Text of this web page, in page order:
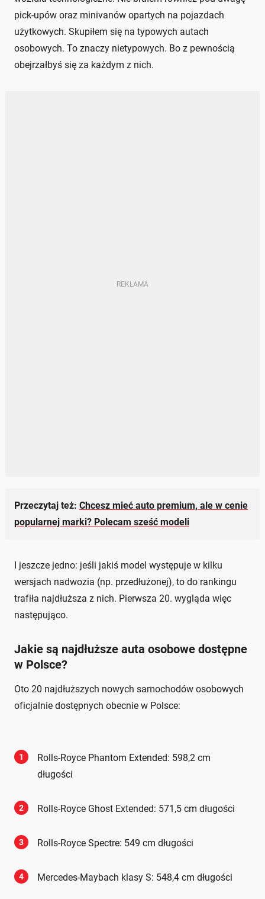
pick-upów oraz minivanów opartych na pojazdach
użytkowych. Skupiłem się na typowych autach
osobowych. To znaczy nietypowych. Bo z pewnością
obejrzałbyś się za każdym z nich.
Przeczytaj też: Chcesz mieć auto premium, ale w cenie
popularnej marki? Polecam sześć modeli
I jeszcze jedno: jeśli jakiś model występuje w kilku
wersjach nadwozia (np. przedłużonej), to do rankingu
trafiła najdłuższa z nich. Pierwsza 20. wygląda więc
następująco.
Jakie są najdłuższe auta osobowe dostępne
w Polsce?
Oto 20 najdłuższych nowych samochodów osobowych
oficjalnie dostępnych obecnie w Polsce:
1
Rolls-Royce Phantom Extended: 598,2 cm
długości
2 Rolls-Royce Ghost Extended: 571,5 cm długości
3 Rolls-Royce Spectre: 549 cm długości
4 Mercedes-Maybach klasy S: 548,4 cm długości